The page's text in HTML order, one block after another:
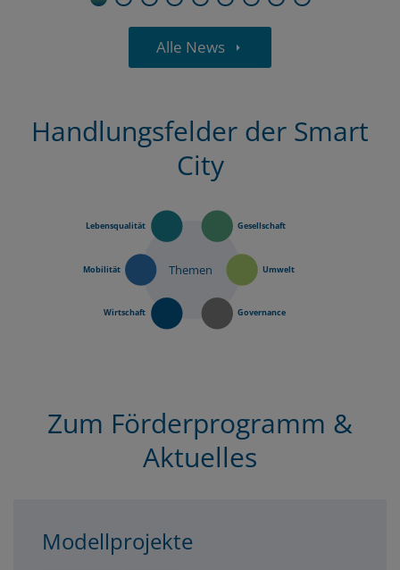
Alle News
Handlungsfelder der Smart
City
Themen
Gesellschaft
Umwelt
Governance
Lebensqualität
Mobilität
Wirtschaft
Zum Förderprogramm &
Aktuelles
Modellprojekte